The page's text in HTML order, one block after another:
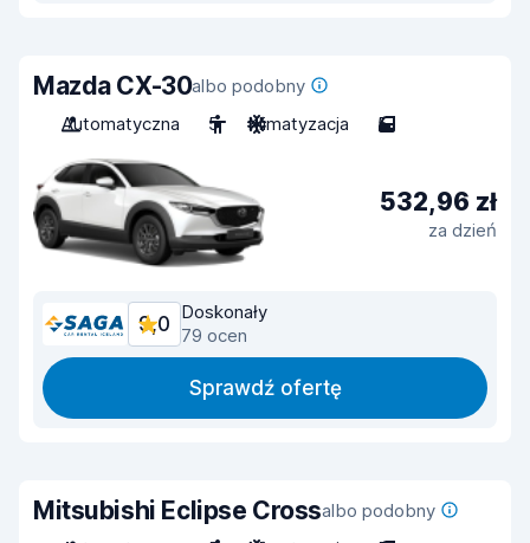
Mazda CX-30albo podobny
Automatyczna
5 Klimatyzacja 5
532,96 zł
za dzień
9,0
Doskonały
79 ocen
Sprawdź ofertę
Mitsubishi Eclipse Crossalbo podobny